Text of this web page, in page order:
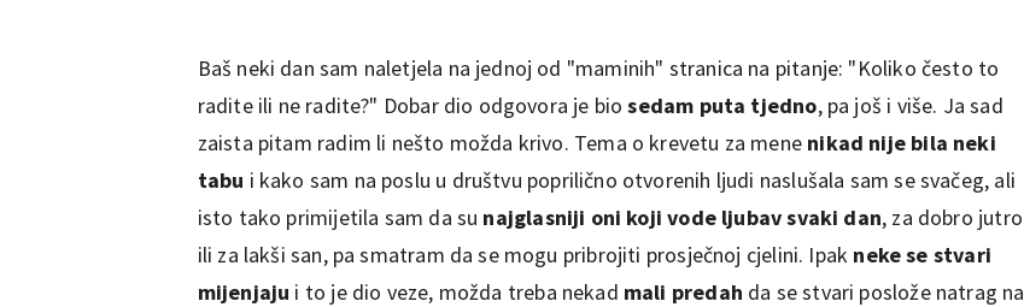
Baš neki dan sam naletjela na jednoj od "maminih" stranica na pitanje: "Koliko često to
radite ili ne radite?" Dobar dio odgovora je biosedam puta tjedno, pa još i više. Ja sad
zaista pitam radim li nešto možda krivo. Tema o krevetu za mene nikad nije bila neki
tabu i kako sam na poslu u društvu poprilično otvorenih ljudi naslušala sam se svačeg, ali
isto tako primijetila sam da su najglasniji oni koji vode ljubav svaki dan, za dobro jutro
ili za lakši san, pa smatram da se mogu pribrojiti prosječnoj cjelini. Ipak neke se stvari
mijenjaju i to je dio veze, možda treba nekad mali predah da se stvari poslože natrag na